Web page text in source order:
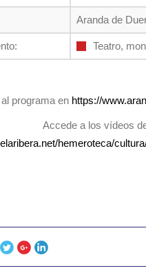
Aranda de
Teatro,
programa en https://
Accede a los vídeos
hemeroteca/